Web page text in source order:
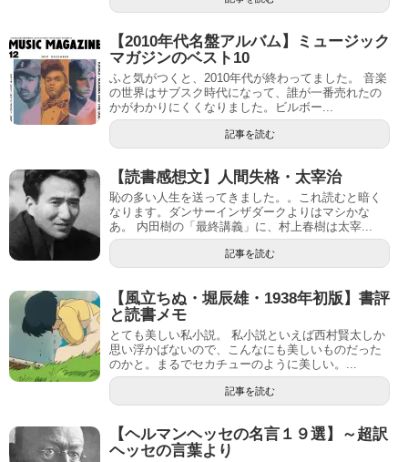
【2010年代名盤アルバム】ミュージック
マガジンのベスト10
ふと気がつくと、2010年代が終わってました。 音楽
の世界はサブスク時代になって、誰が一番売れたの
かがわかりにくくなりました。ビルボー...
記事を読む
【読書感想文】人間失格・太宰治
恥の多い人生を送ってきました。。これ読むと暗く
なります。ダンサーインザダークよりはマシかな
あ。 内田樹の「最終講義」に、村上春樹は太宰...
記事を読む
【風立ちぬ・堀辰雄・1938年初版】書評
と読書メモ
とても美しい私小説。 私小説といえば西村賢太しか
思い浮かばないので、こんなにも美しいものだった
のかと。まるでセカチューのように美しい。...
記事を読む
【ヘルマンヘッセの名言１９選】～超訳
ヘッセの言葉より